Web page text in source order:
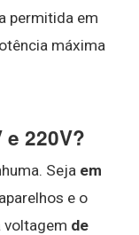
permitida em
máxima
220V?
Seja em
e o
voltagem de